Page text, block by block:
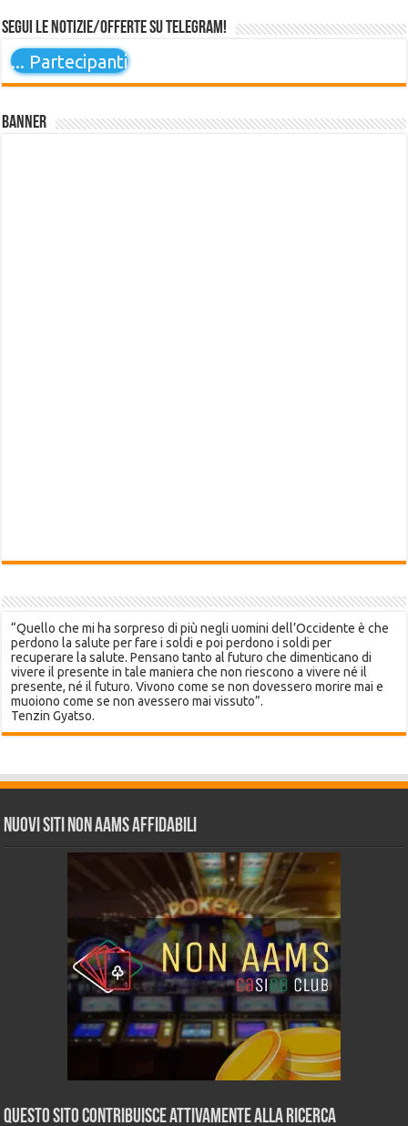
Segui le notizie/offerte su Telegram!
... Partecipanti
Banner
“Quello che mi ha sorpreso di più negli uomini dell’Occidente è che
perdono la salute per fare i soldi e poi perdono i soldi per
recuperare la salute. Pensano tanto al futuro che dimenticano di
vivere il presente in tale maniera che non riescono a vivere né il
presente, né il futuro. Vivono come se non dovessero morire mai e
muoiono come se non avessero mai vissuto”.
Tenzin Gyatso.
Nuovi siti non AAMS affidabili
Questo sito contribuisce attivamente alla ricerca